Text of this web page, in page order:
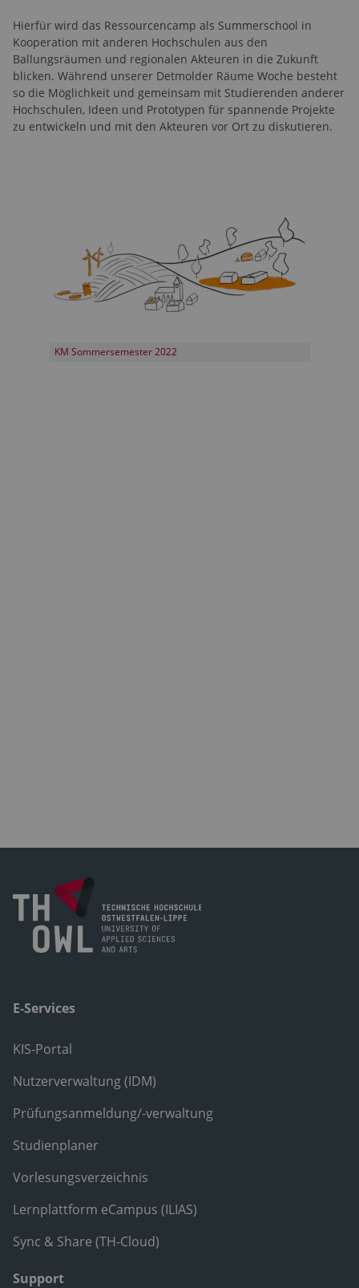
Hierfür wird das Ressourcencamp als Summerschool in
Kooperation mit anderen Hochschulen aus den
Ballungsräumen und regionalen Akteuren in die Zukunft
blicken. Während unserer Detmolder Räume Woche besteht
so die Möglichkeit und gemeinsam mit Studierenden anderer
Hochschulen, Ideen und Prototypen für spannende Projekte
zu entwickeln und mit den Akteuren vor Ort zu diskutieren.
KM Sommersemester 2022
E-Services
KIS-Portal
Nutzerverwaltung (IDM)
Prüfungsanmeldung/-verwaltung
Studienplaner
Vorlesungsverzeichnis
Lernplattform eCampus (ILIAS)
Sync & Share (TH-Cloud)
Support